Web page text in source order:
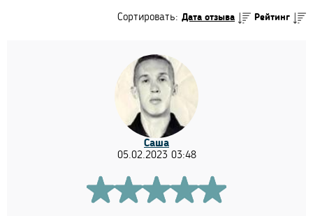
Сортировать: Дата отзыва Рейтинг
Саша
05.02.2023 03:48